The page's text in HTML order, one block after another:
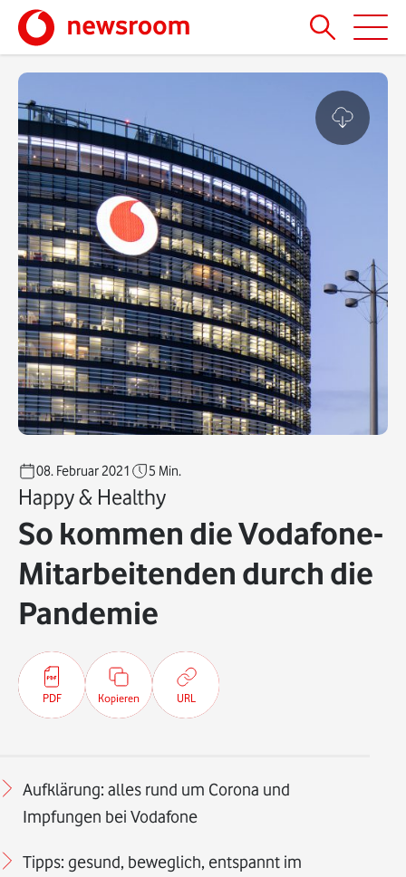
08. Februar 2021 5 Min.
Happy & Healthy
So kommen die Vodafone-
Mitarbeitenden durch die
Pandemie
PDF Kopieren URL
Aufklärung: alles rund um Corona und
Impfungen bei Vodafone
Tipps: gesund, beweglich, entspannt im